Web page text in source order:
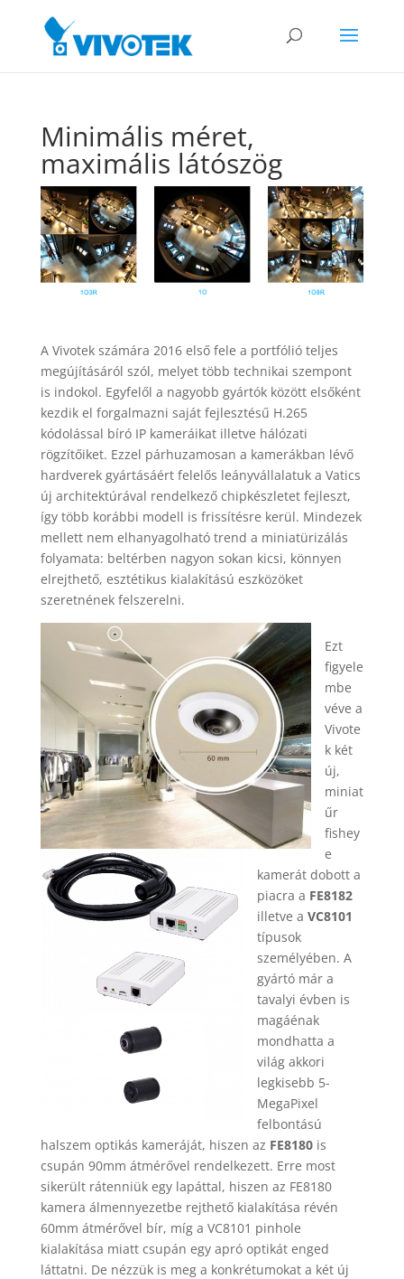
Minimális méret,
maximális látószög
A Vivotek számára 2016 első fele a portfólió teljes
megújításáról szól, melyet több technikai szempont
is indokol. Egyfelől a nagyobb gyártók között elsőként
kezdik el forgalmazni saját fejlesztésű H.265
kódolással bíró IP kameráikat illetve hálózati
rögzítőiket. Ezzel párhuzamosan a kamerákban lévő
hardverek gyártásáért felelős leányvállalatuk a Vatics
új architektúrával rendelkező chipkészletet fejleszt,
így több korábbi modell is frissítésre kerül. Mindezek
mellett nem elhanyagolható trend a miniatürizálás
folyamata: beltérben nagyon sokan kicsi, könnyen
elrejthető, esztétikus kialakítású eszközöket
szeretnének felszerelni.
Ezt
figyele
mbe
véve a
Vivote
k két
új,
miniat
űr
fishey
e
kamerát dobott a
piacra a FE8182
illetve a VC8101
típusok
személyében. A
gyártó már a
tavalyi évben is
magáénak
mondhatta a
világ akkori
legkisebb 5-
MegaPixel
felbontású
halszem optikás kameráját, hiszen az FE8180 is
csupán 90mm átmérővel rendelkezett. Erre most
sikerült rátenniük egy lapáttal, hiszen az FE8180
kamera álmennyezetbe rejthető kialakítása révén
60mm átmérővel bír, míg a VC8101 pinhole
kialakítása miatt csupán egy apró optikát enged
láttatni. De nézzük is meg a konkrétumokat a két új